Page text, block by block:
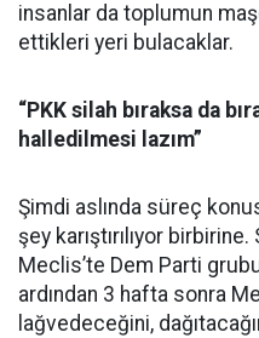
insanlar da toplumun
ettikleri yeri bulacaklar.
“PKK silah bıraksa da
halledilmesi lazım”
Şimdi aslında süreç
şey karıştırılıyor birbirine.
Meclis’te Dem Parti
ardından 3 hafta sonra
lağvedeceğini,